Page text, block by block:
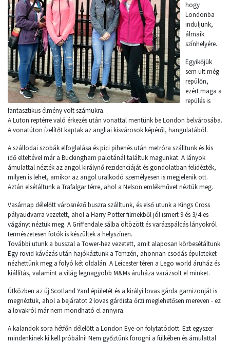
hogy
Londonba
induljunk,
álmaik
színhelyére.
Egyikőjük
sem ült még
repülőn,
ezért maga a
repülés is
fantasztikus élmény volt számukra.
A Luton reptérre való érkezés után vonattal mentünk be London belvárosába.
A vonatúton ízelítőt kaptak az angliai kisvárosok képéről, hangulatából.
A szállodai szobák elfoglalása és pici pihenés után metróra szálltunk és kis
idő elteltével már a Buckingham palotánál találtuk magunkat. A lányok
ámulattal nézték az angol királynő rezidenciáját és gondolatban felidézték,
milyen is lehet, amikor az angol uralkodó személyesen is megjelenik ott.
Aztán elsétáltunk a Trafalgar térre, ahol a Nelson emlékművet néztük meg.
Vasárnap délelőtt városnéző buszra szálltunk, és első utunk a Kings Cross
pályaudvarra vezetett, ahol a Harry Potter filmekből jól ismert 9 és 3/4-es
vágányt néztük meg. A Griffendale sálba öltözött és varázspálcás lányokról
természetesen fotók is készültek a helyszínen.
További utunk a busszal a Tower-hez vezetett, amit alaposan körbesétáltunk.
Egy rövid kávézás után hajókáztunk a Temzén, ahonnan csodás épületeket
nézhettünk meg a folyó két oldalán. A Leicester téren a Lego world áruház és
kiállítás, valamint a világ legnagyobb M&Ms áruháza varázsolt el minket.
Útközben az új Scotland Yard épületét és a királyi lovas gárda garnizonját is
megnéztük, ahol a bejáratot 2 lovas gárdista őrzi meglehetősen mereven - ez
a lovakról már nem mondható el annyira.
A kalandok sora hétfőn délelőtt a London Eye-on folytatódott. Ezt egyszer
mindenkinek ki kell próbálni! Nem győztünk forogni a fülkében és ámulattal